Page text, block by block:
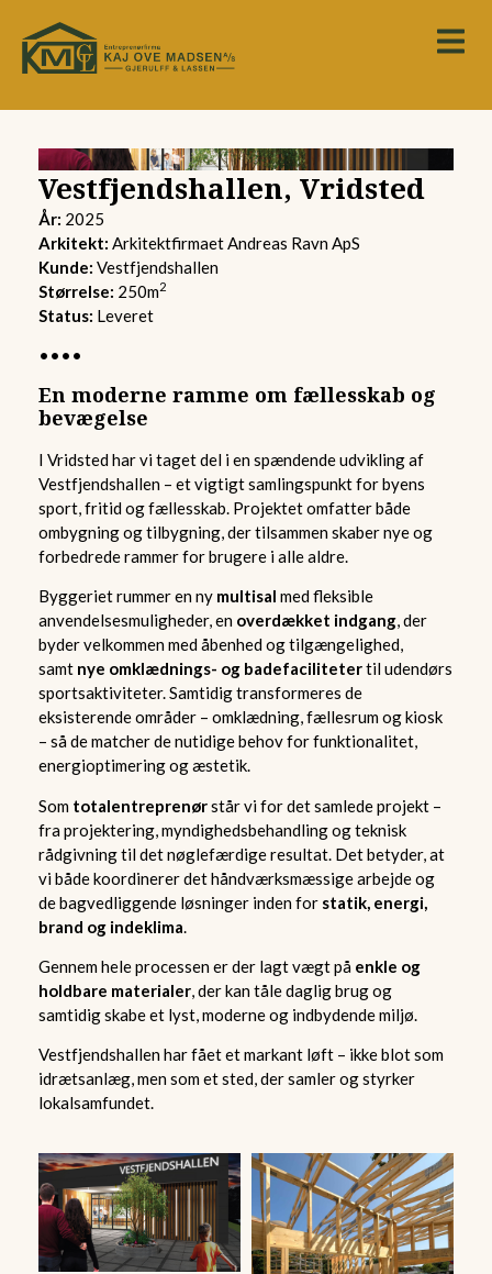
Vestfjendshallen, Vridsted
År: 2025
Arkitekt: Arkitektfirmaet Andreas Ravn ApS
Kunde: Vestfjendshallen
Størrelse: 250m2
Status: Leveret
••••
En moderne ramme om fællesskab og
bevægelse
I Vridsted har vi taget del i en spændende udvikling af
Vestfjendshallen – et vigtigt samlingspunkt for byens
sport, fritid og fællesskab. Projektet omfatter både
ombygning og tilbygning, der tilsammen skaber nye og
forbedrede rammer for brugere i alle aldre.
Byggeriet rummer en ny multisal med fleksible
anvendelsesmuligheder, en overdækket indgang, der
byder velkommen med åbenhed og tilgængelighed,
samt nye omklædnings- og badefacilitetertil udendørs
sportsaktiviteter. Samtidig transformeres de
eksisterende områder – omklædning, fællesrum og kiosk
– så de matcher de nutidige behov for funktionalitet,
energioptimering og æstetik.
Som totalentreprenørstår vi for det samlede projekt –
fra projektering, myndighedsbehandling og teknisk
rådgivning til det nøglefærdige resultat. Det betyder, at
vi både koordinerer det håndværksmæssige arbejde og
de bagvedliggende løsninger inden for statik, energi,
brand og indeklima
Gennem hele processen er der lagt vægt på enkle og
holdbare materialer, der kan tåle daglig brug og
samtidig skabe et lyst, moderne og indbydende miljø.
Vestfjendshallen har fået et markant løft – ikke blot som
idrætsanlæg, men som et sted, der samler og styrker
lokalsamfundet.